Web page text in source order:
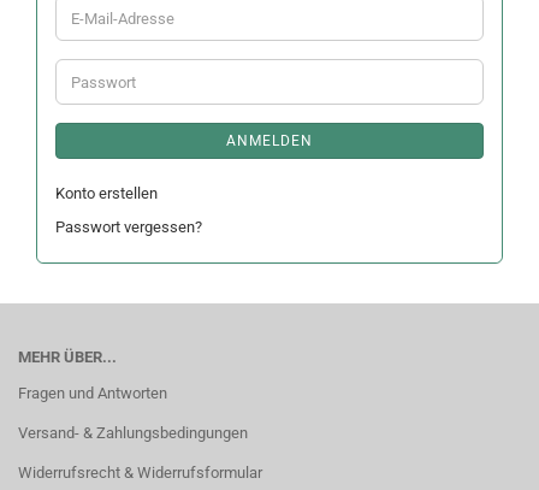
E-
Mail-
Adresse
Passwort
ANMELDEN
Konto erstellen
Passwort vergessen?
MEHR ÜBER...
Fragen und Antworten
Versand- & Zahlungsbedingungen
Widerrufsrecht & Widerrufsformular